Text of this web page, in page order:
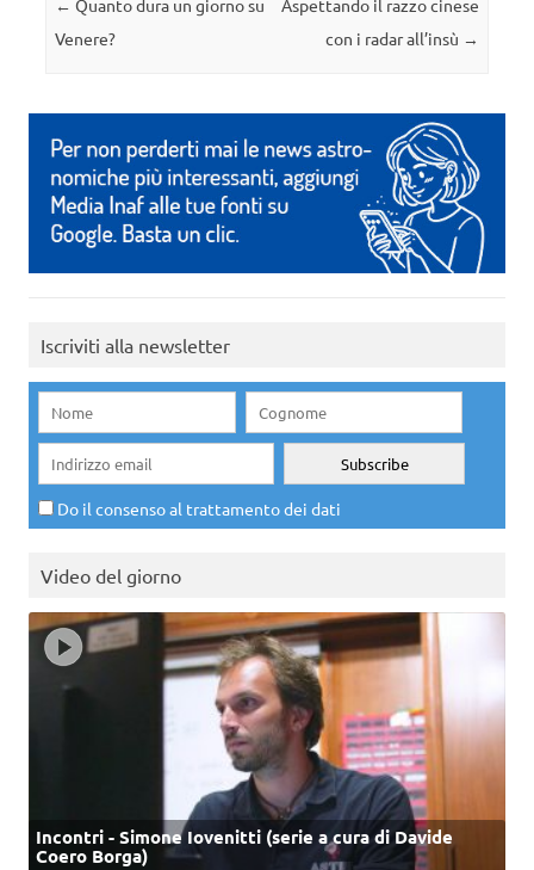
Navigazione articolo
← Quanto dura un giorno su
Venere?
Aspettando il razzo cinese
con i radar all’insù →
Iscriviti alla newsletter
Do il consenso al trattamento dei dati
Video del giorno
Incontri - Simone Iovenitti (serie a cura di Davide
Coero Borga)